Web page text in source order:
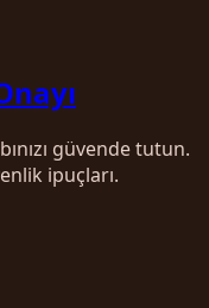
güvende tutun.
ipuçları.